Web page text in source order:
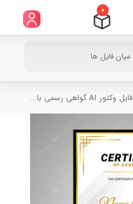
0
فایل وکتور AI گواهی رسمی با...